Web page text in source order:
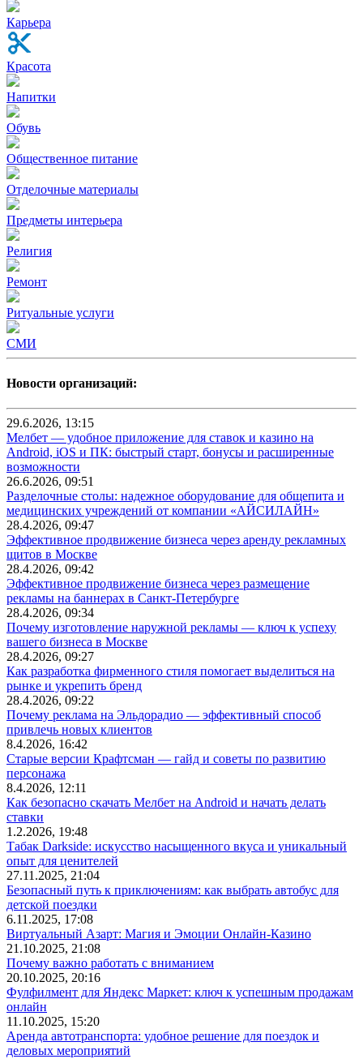
Карьера
Красота
Напитки
Обувь
Общественное питание
Отделочные материалы
Предметы интерьера
Религия
Ремонт
Ритуальные услуги
СМИ
Новости организаций:
29.6.2026, 13:15
Мелбет — удобное приложение для ставок и казино на
Android, iOS и ПК: быстрый старт, бонусы и расширенные
возможности
26.6.2026, 09:51
Разделочные столы: надежное оборудование для общепита и
медицинских учреждений от компании «АЙСИЛАЙН»
28.4.2026, 09:47
Эффективное продвижение бизнеса через аренду рекламных
щитов в Москве
28.4.2026, 09:42
Эффективное продвижение бизнеса через размещение
рекламы на баннерах в Санкт-Петербурге
28.4.2026, 09:34
Почему изготовление наружной рекламы — ключ к успеху
вашего бизнеса в Москве
28.4.2026, 09:27
Как разработка фирменного стиля помогает выделиться на
рынке и укрепить бренд
28.4.2026, 09:22
Почему реклама на Эльдорадио — эффективный способ
привлечь новых клиентов
8.4.2026, 16:42
Старые версии Крафтсман — гайд и советы по развитию
персонажа
8.4.2026, 12:11
Как безопасно скачать Мелбет на Android и начать делать
ставки
1.2.2026, 19:48
Табак Darkside: искусство насыщенного вкуса и уникальный
опыт для ценителей
27.11.2025, 21:04
Безопасный путь к приключениям: как выбрать автобус для
детской поездки
6.11.2025, 17:08
Виртуальный Азарт: Магия и Эмоции Онлайн-Казино
21.10.2025, 21:08
Почему важно работать с вниманием
20.10.2025, 20:16
Фулфилмент для Яндекс Маркет: ключ к успешным продажам
онлайн
11.10.2025, 15:20
Аренда автотранспорта: удобное решение для поездок и
деловых мероприятий